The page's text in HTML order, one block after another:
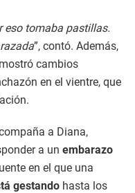
eso tomaba pastillas.
”, contó. Además,
cambios
en el vientre, que
a Diana,
a un embarazo
en el que una
gestando hasta los